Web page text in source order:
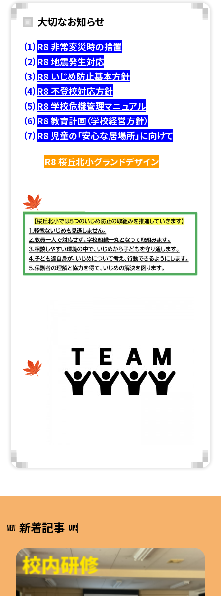
大切なお知らせ
（1） R8 非常変災時の措置
（2） R8 地震発生対応
（3） R8 いじめ防止基本方針
（4） R8 不登校対応方針
（5） R8 学校危機管理マニュアル
（6） R8 教育計画（学校経営方針）
（7） R8 児童の「安心な居場所」に向けて
R8 桜丘北小グランドデザイン
🆕 新着記事 🆙